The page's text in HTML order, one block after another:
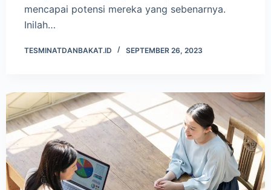
mencapai potensi mereka yang sebenarnya.
Inilah…
TESMINATDANBAKAT.ID SEPTEMBER 26, 2023